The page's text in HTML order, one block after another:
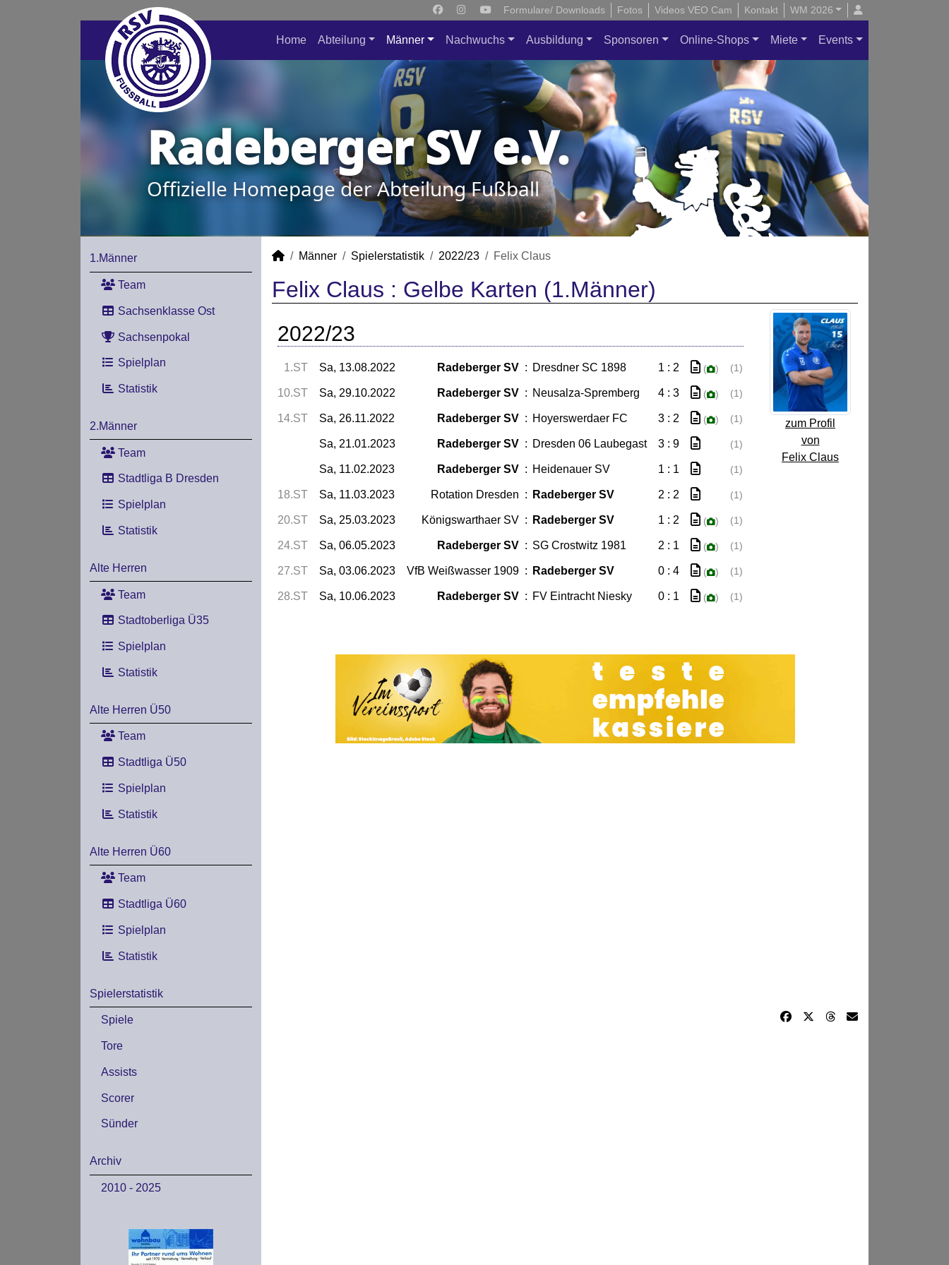
Formulare/ Downloads Fotos Videos VEO Cam Kontakt WM 2026
Home Abteilung Männer Nachwuchs Ausbildung Sponsoren Online-Shops Miete Events
Radeberger SV e.V.
Offizielle Homepage der Abteilung Fußball
1.Männer
Team
Sachsenklasse Ost
Sachsenpokal
Spielplan
Statistik
2.Männer
Team
Stadtliga B Dresden
Spielplan
Statistik
Alte Herren
Team
Stadtoberliga Ü35
Spielplan
Statistik
Alte Herren Ü50
Team
Stadtliga Ü50
Spielplan
Statistik
Alte Herren Ü60
Team
Stadtliga Ü60
Spielplan
Statistik
Spielerstatistik
Spiele
Tore
Assists
Scorer
Sünder
Archiv
2010 - 2025
Männer Spielerstatistik 2022/23 Felix Claus
Felix Claus : Gelbe Karten (1.Männer)
zum Profil
von
Felix Claus
2022/23
1.ST Sa, 13.08.2022 Radeberger SV : Dresdner SC 1898 1 : 2 ( ) (1)
10.ST Sa, 29.10.2022 Radeberger SV : Neusalza-Spremberg 4 : 3 ( ) (1)
14.ST Sa, 26.11.2022 Radeberger SV : Hoyerswerdaer FC 3 : 2 ( ) (1)
Sa, 21.01.2023 Radeberger SV : Dresden 06 Laubegast 3 : 9 (1)
Sa, 11.02.2023 Radeberger SV : Heidenauer SV 1 : 1 (1)
18.ST Sa, 11.03.2023 Rotation Dresden : Radeberger SV 2 : 2 (1)
20.ST Sa, 25.03.2023 Königswarthaer SV : Radeberger SV 1 : 2 ( ) (1)
24.ST Sa, 06.05.2023 Radeberger SV : SG Crostwitz 1981 2 : 1 ( ) (1)
27.ST Sa, 03.06.2023 VfB Weißwasser 1909 : Radeberger SV 0 : 4 ( ) (1)
28.ST Sa, 10.06.2023 Radeberger SV : FV Eintracht Niesky 0 : 1 ( ) (1)